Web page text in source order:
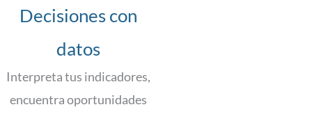
Decisiones con
datos
Interpreta tus indicadores,
encuentra oportunidades